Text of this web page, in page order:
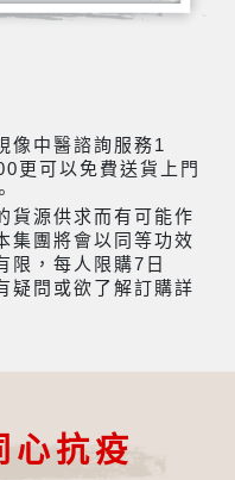
像中醫諮詢服務1
更可以免費送貨上門
貨源供求而有可能作
集團將會以同等功效
限，每人限購7日
疑問或欲了解訂購詳
心抗疫